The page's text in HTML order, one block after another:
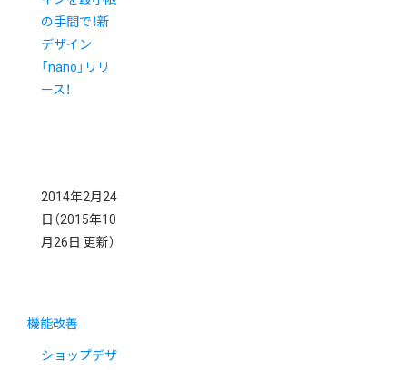
の手間で！新
デザイン
「nano」リリ
ース！
2014年2月24
日 （2015年10
月26日 更新）
機能改善
ショップデザ